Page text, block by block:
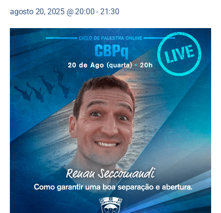
agosto 20, 2025 @ 20:00 - 21:30